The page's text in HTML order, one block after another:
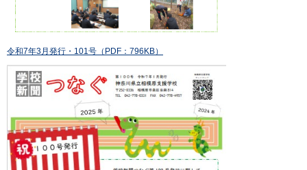
令和7年3月発行・101号（PDF：796KB）